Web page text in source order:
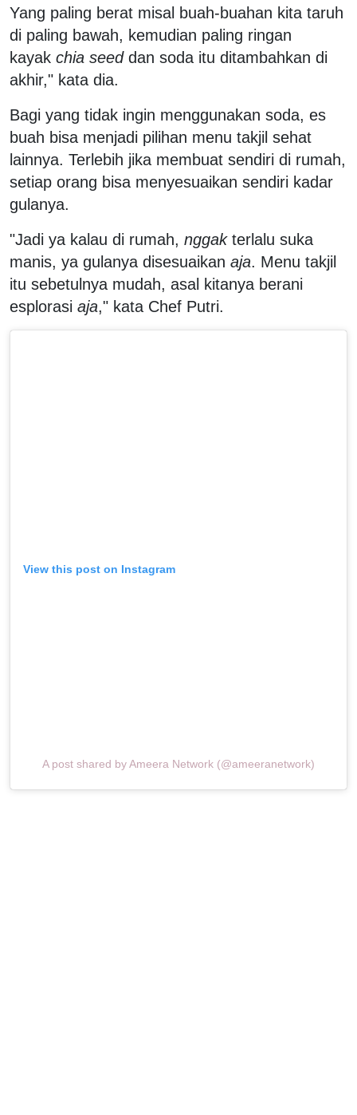
Yang paling berat misal buah-buahan kita taruh
di paling bawah, kemudian paling ringan
kayak chia seeddan soda itu ditambahkan di
akhir," kata dia.
Bagi yang tidak ingin menggunakan soda, es
buah bisa menjadi pilihan menu takjil sehat
lainnya. Terlebih jika membuat sendiri di rumah,
setiap orang bisa menyesuaikan sendiri kadar
gulanya.
"Jadi ya kalau di rumah, nggakterlalu suka
manis, ya gulanya disesuaikan aja. Menu takjil
itu sebetulnya mudah, asal kitanya berani
esplorasi aja," kata Chef Putri.
View this post on Instagram
A post shared by Ameera Network (@ameeranetwork)